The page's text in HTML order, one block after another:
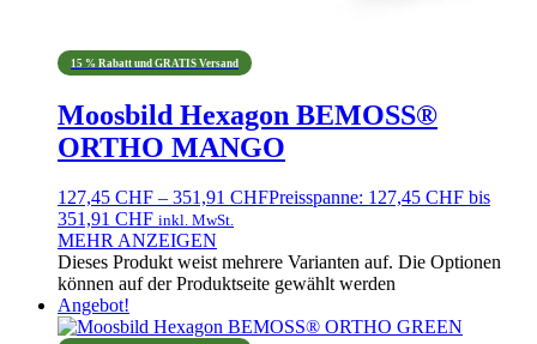
15 % Rabatt und GRATIS Versand
Moosbild Hexagon BEMOSS®
ORTHO MANGO
127,45 CHF – 351,91 CHFPreisspanne: 127,45 CHF bis
351,91 CHF inkl. MwSt.
MEHR ANZEIGEN
Dieses Produkt weist mehrere Varianten auf. Die Optionen
können auf der Produktseite gewählt werden
Angebot!